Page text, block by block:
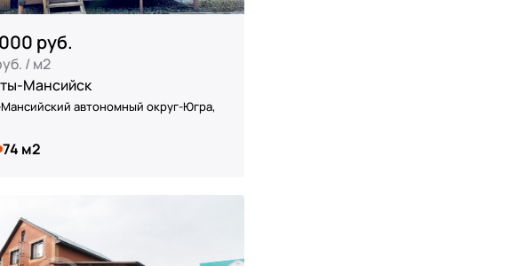
руб.
/ м2
Мансийск
автономный округ-Югра,
74 м2